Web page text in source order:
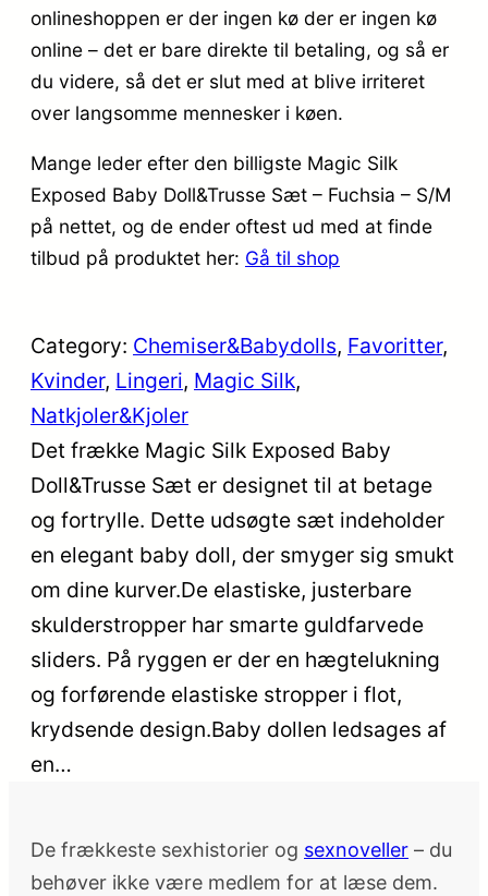
onlineshoppen er der ingen kø der er ingen kø
online – det er bare direkte til betaling, og så er
du videre, så det er slut med at blive irriteret
over langsomme mennesker i køen.
Mange leder efter den billigste Magic Silk
Exposed Baby Doll&Trusse Sæt – Fuchsia – S/M
på nettet, og de ender oftest ud med at finde
tilbud på produktet her: Gå til shop
Category: Chemiser&Babydolls, Favoritter
Kvinder, Lingeri, Magic Silk
Natkjoler&Kjoler
Det frække Magic Silk Exposed Baby
Doll&Trusse Sæt er designet til at betage
og fortrylle. Dette udsøgte sæt indeholder
en elegant baby doll, der smyger sig smukt
om dine kurver.De elastiske, justerbare
skulderstropper har smarte guldfarvede
sliders. På ryggen er der en hægtelukning
og forførende elastiske stropper i flot,
krydsende design.Baby dollen ledsages af
en…
De frækkeste sexhistorier og sexnoveller – du
behøver ikke være medlem for at læse dem.